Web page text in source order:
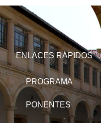
ENLACES RÁPIDOS
PROGRAMA
PONENTES